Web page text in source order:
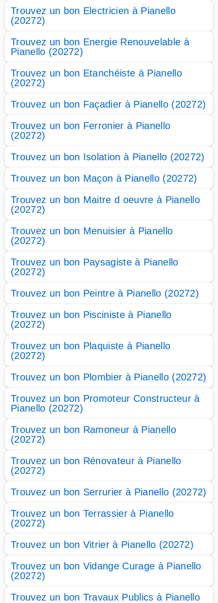
Trouvez un bon Electricien à Pianello
(20272)
Trouvez un bon Energie Renouvelable à
Pianello (20272)
Trouvez un bon Etanchéiste à Pianello
(20272)
Trouvez un bon Façadier à Pianello (20272)
Trouvez un bon Ferronier à Pianello
(20272)
Trouvez un bon Isolation à Pianello (20272)
Trouvez un bon Maçon à Pianello (20272)
Trouvez un bon Maitre d oeuvre à Pianello
(20272)
Trouvez un bon Menuisier à Pianello
(20272)
Trouvez un bon Paysagiste à Pianello
(20272)
Trouvez un bon Peintre à Pianello (20272)
Trouvez un bon Pisciniste à Pianello
(20272)
Trouvez un bon Plaquiste à Pianello
(20272)
Trouvez un bon Plombier à Pianello (20272)
Trouvez un bon Promoteur Constructeur à
Pianello (20272)
Trouvez un bon Ramoneur à Pianello
(20272)
Trouvez un bon Rénovateur à Pianello
(20272)
Trouvez un bon Serrurier à Pianello (20272)
Trouvez un bon Terrassier à Pianello
(20272)
Trouvez un bon Vitrier à Pianello (20272)
Trouvez un bon Vidange Curage à Pianello
(20272)
Trouvez un bon Travaux Publics à Pianello